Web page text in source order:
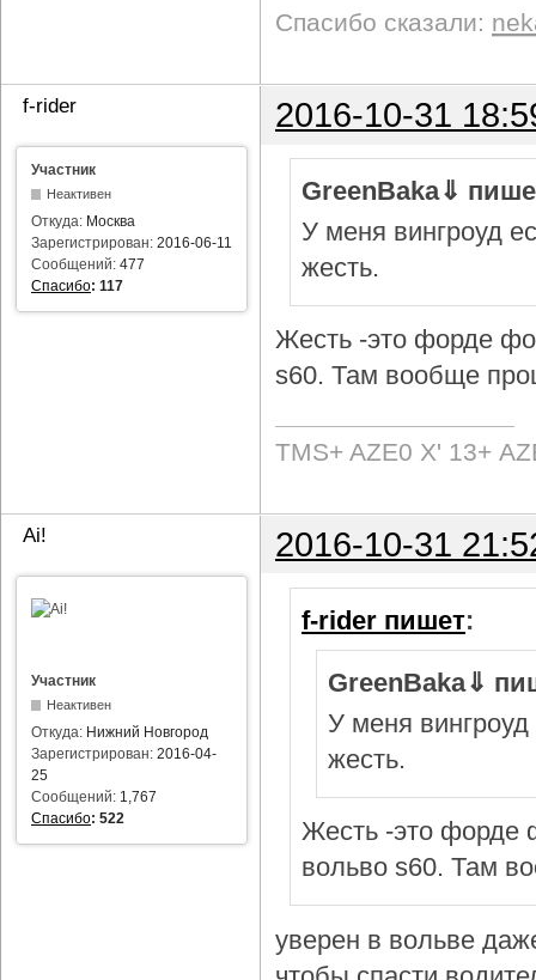
Спасибо сказали:
f-rider 2016-10-31
Участник
Неактивен
Откуда: Москва
Зарегистрирован: 2016-06-11
Сообщений: 477
Спасибо: 117
GreenBaka⇓
У меня вингроуд
жесть.
Жесть -это форде
s60. Там вообще
TMS+ AZE0 Х' 13+
Ai! 2016-10-31
Участник
Неактивен
Откуда: Нижний Новгород
Зарегистрирован: 2016-04-
25
Сообщений: 1,767
Спасибо: 522
f-rider пишет:
GreenBaka⇓
У меня вингроуд
жесть.
Жесть -это форде
вольво s60. Там
уверен в вольве